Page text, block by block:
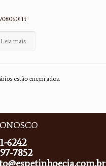
Leia mais
estão encerrados.
6242
7852